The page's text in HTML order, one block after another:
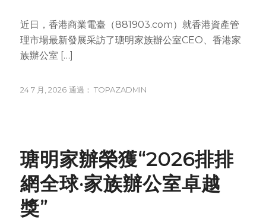
近日，香港商業電臺（881903.com）就香港資產管
理市場最新發展采訪了瑭明家族辦公室CEO、香港家
族辦公室 […]
24 7 月, 2026 通過： TOPAZADMIN
瑭明家辦榮獲“2026排排
網全球·家族辦公室卓越
獎”